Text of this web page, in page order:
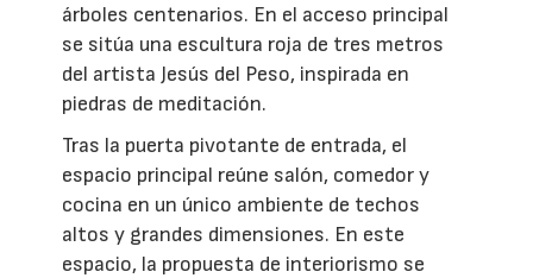
árboles centenarios. En el acceso principal
se sitúa una escultura roja de tres metros
del artista Jesús del Peso, inspirada en
piedras de meditación.
Tras la puerta pivotante de entrada, el
espacio principal reúne salón, comedor y
cocina en un único ambiente de techos
altos y grandes dimensiones. En este
espacio, la propuesta de interiorismo se